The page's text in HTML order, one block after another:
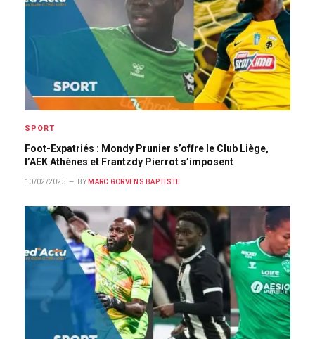
SPORT
Foot-Expatriés : Mondy Prunier s’offre le Club Liège,
l’AEK Athènes et Frantzdy Pierrot s’imposent
10/02/2025 BY MARC GORVENS BAPTISTE